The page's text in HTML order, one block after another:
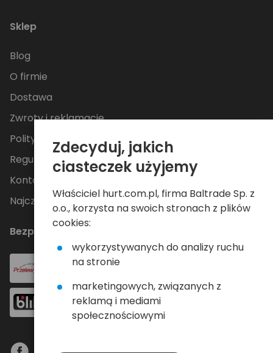
Sklep
Blog
O firmie
Dostawa
Zwroty i reklamacje
Polityka Prywatności
Regulamin
Kontakt
Najczęściej zadawane pytania
Bezpieczne płatności
Zdecyduj, jakich
ciasteczek użyjemy
Właściciel hurt.com.pl, firma Baltrade Sp. z
o.o., korzysta na swoich stronach z plików
cookies:
wykorzystywanych do analizy ruchu
na stronie
marketingowych, związanych z
reklamą i mediami
społecznościowymi